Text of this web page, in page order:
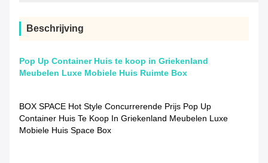
Beschrijving
Pop Up Container Huis te koop in Griekenland
Meubelen Luxe Mobiele Huis Ruimte Box
BOX SPACE Hot Style Concurrerende Prijs Pop Up
Container Huis Te Koop In Griekenland Meubelen Luxe
Mobiele Huis Space Box